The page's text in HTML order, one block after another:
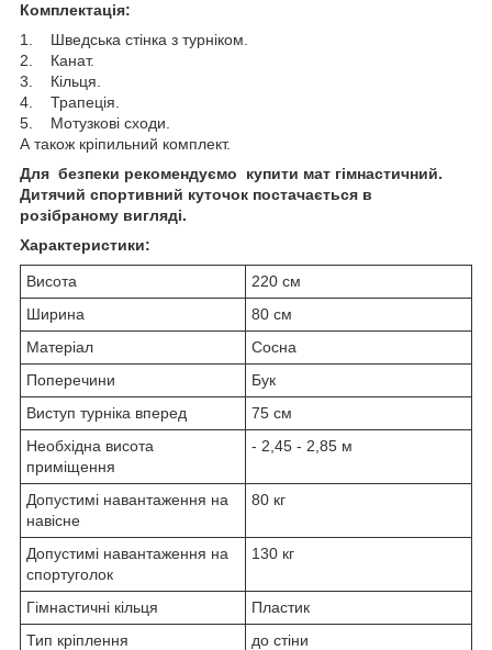
Комплектація:
1. Шведська стінка з турніком.
2. Канат.
3. Кільця.
4. Трапеція.
5. Мотузкові сходи.
А також кріпильний комплект.
Для безпеки рекомендуємо купити мат гімнастичний.
Дитячий спортивний куточок постачається в
розібраному вигляді.
Характеристики:
Висота
220 см
Ширина
80 см
Матеріал
Сосна
Поперечини
Бук
Виступ турніка вперед
75 см
Необхідна висота
приміщення
- 2,45 - 2,85 м
Допустимі навантаження на
навісне
80 кг
Допустимі навантаження на
спортуголок
130 кг
Гімнастичні кільця
Пластик
Тип кріплення
до стіни